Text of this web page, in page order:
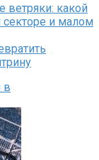
ветряки: какой
и малом
в